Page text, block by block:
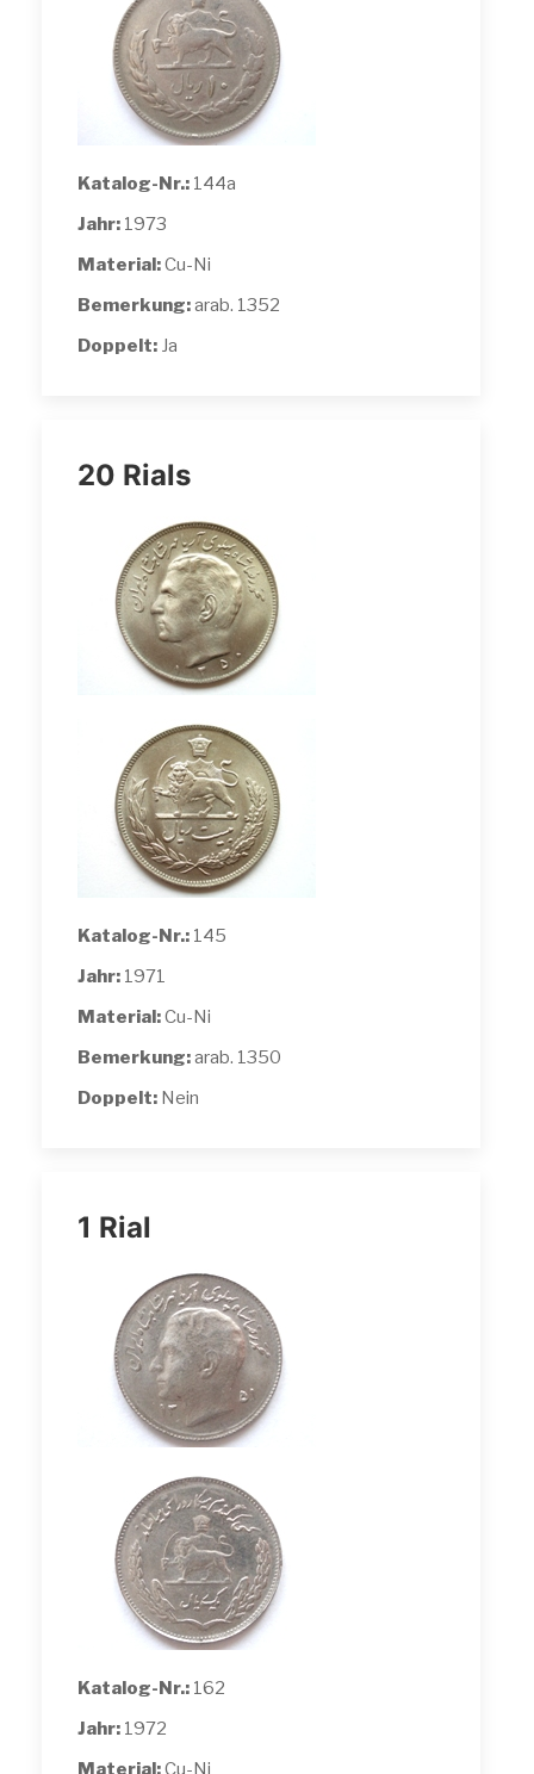
Katalog-Nr.: 144a
Jahr: 1973
Material:Cu-Ni
Bemerkung:arab. 1352
Doppelt: Ja
20 Rials
Katalog-Nr.: 145
Jahr: 1971
Material:Cu-Ni
Bemerkung:arab. 1350
Doppelt: Nein
1 Rial
Katalog-Nr.: 162
Jahr: 1972
Material:Cu-Ni